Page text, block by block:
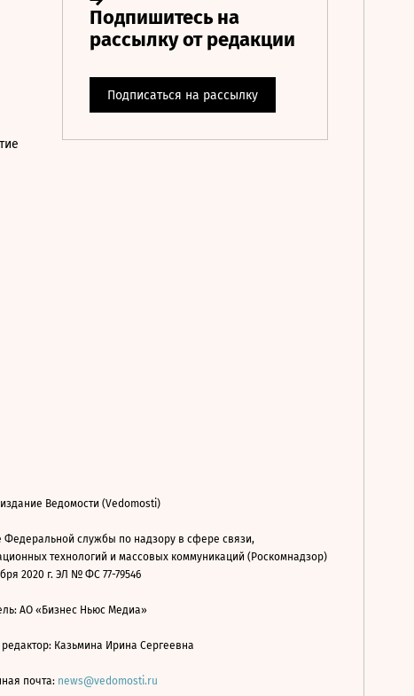
Ведомости (Vedomosti)
Федеральной службы по надзору в сфере связи,
технологий и массовых коммуникаций (Роскомнадзор)
2020 г. ЭЛ № ФС 77-79546
АО «Бизнес Ньюс Медиа»
Казьмина Ирина Сергеевна
почта: news@vedomosti.ru